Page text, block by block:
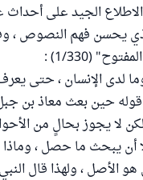
الاطلاع الجيد على
يحسن فهم النصوص ،
(1/330) :
لدى الإنسان ، حتى
حين بعث معاذ بن
لا يجوز بحالٍ من
أن يبحث ما حصل ،
هو الأصل ، ولهذا قال